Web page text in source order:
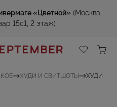
«Цветной» (Москва,
15с1, 2 этаж)
ХУДИ И СВИТШОТЫ ХУДИ